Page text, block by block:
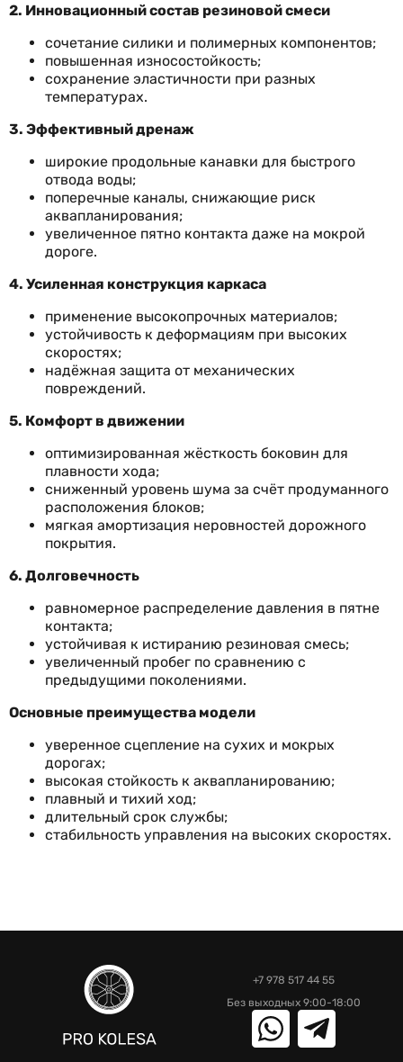
2. Инновационный состав резиновой смеси
сочетание силики и полимерных компонентов;
повышенная износостойкость;
сохранение эластичности при разных
температурах.
3. Эффективный дренаж
широкие продольные канавки для быстрого
отвода воды;
поперечные каналы, снижающие риск
аквапланирования;
увеличенное пятно контакта даже на мокрой
дороге.
4. Усиленная конструкция каркаса
применение высокопрочных материалов;
устойчивость к деформациям при высоких
скоростях;
надёжная защита от механических
повреждений.
5. Комфорт в движении
оптимизированная жёсткость боковин для
плавности хода;
сниженный уровень шума за счёт продуманного
расположения блоков;
мягкая амортизация неровностей дорожного
покрытия.
6. Долговечность
равномерное распределение давления в пятне
контакта;
устойчивая к истиранию резиновая смесь;
увеличенный пробег по сравнению с
предыдущими поколениями.
Основные преимущества модели
уверенное сцепление на сухих и мокрых
дорогах;
высокая стойкость к аквапланированию;
плавный и тихий ход;
длительный срок службы;
стабильность управления на высоких скоростях.
+7 978 517 44 55
Без выходных 9:00-18:00